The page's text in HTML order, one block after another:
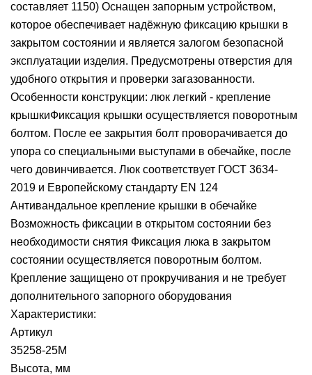
составляет 1150) Оснащен запорным устройством,
которое обеспечивает надёжную фиксацию крышки в
закрытом состоянии и является залогом безопасной
эксплуатации изделия. Предусмотрены отверстия для
удобного открытия и проверки загазованности.
Особенности конструкции: люк легкий - крепление
крышкиФиксация крышки осуществляется поворотным
болтом. После ее закрытия болт проворачивается до
упора со специальными выступами в обечайке, после
чего довинчивается. Люк соответствует ГОСТ 3634-
2019 и Европейскому стандарту EN 124
Антивандальное крепление крышки в обечайке
Возможность фиксации в открытом состоянии без
необходимости снятия Фиксация люка в закрытом
состоянии осуществляется поворотным болтом.
Крепление защищено от прокручивания и не требует
дополнительного запорного оборудования
Характеристики:
Артикул
35258-25M
Высота, мм